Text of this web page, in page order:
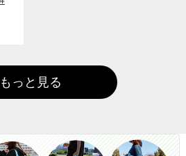
もっと見る